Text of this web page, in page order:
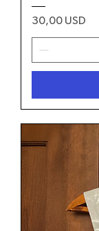
Prezzo
30,00 USD